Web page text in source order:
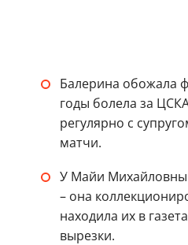
Балерина обожала
годы болела за
регулярно с
матчи.
У Майи
– она
находила их в
вырезки.